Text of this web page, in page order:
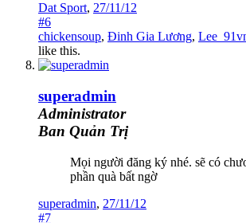
Dat Sport, 27/11/12
#6
chickensoup, Đinh Gia Lương,
like this.
superadmin
Administrator
Ban Quản Trị
Mọi người đăng ký nhé. sẽ có
phần quà bất ngờ
superadmin, 27/11/12
#7